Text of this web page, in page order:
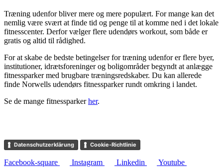
Træning udenfor bliver mere og mere populært. For mange kan det
nemlig være svært at finde tid og penge til at komme ned i det lokale
fitnesscenter. Derfor vælger flere udendørs workout, som både er
gratis og altid til rådighed.
For at skabe de bedste betingelser for træning udenfor er flere byer,
institutioner, idrætsforeninger og boligområder begyndt at anlægge
fitnessparker med brugbare træningsredskaber. Du kan allerede
finde Norwells udendørs fitnessparker rundt omkring i landet.
Se de mange fitnessparkerher.
Datenschutzerklärung Cookie-Richtlinie
Facebook-square Instagram Linkedin Youtube